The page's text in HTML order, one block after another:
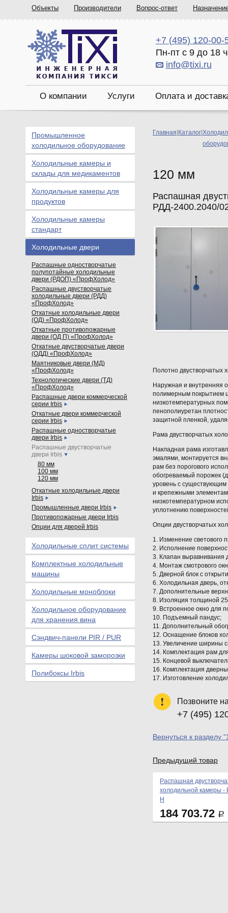
Объекты Производители Вопрос-ответ
+7 (495) 120-00-
Пн-пт с 9 до 18
info@tixi.ru
О компании Услуги Оплата и
Главная Каталог
120 мм
Распашная
РДД-2400.2040/
Полотно двустворчатых
Наружная и внутренняя
полимерным покрытием
низкотемпературных
пенополиуретан
защитной пленкой,
Рама двустворчатых
Накладная рама
эмалями, монтируется
рам без порогового
обогреваемый порожек
уровень с существующим
и крепежными
низкотемпературном
уплотнению
Опции двустворчатых
1. Изменение светового
2. Исполнение
3. Клапан выравнивания
4. Монтаж смотрового
5. Дверной блок с
6. Холодильная дверь,
7. Дополнительные
8. Изоляция толщиной
9. Встроенное окно для
10. Подъемный пандус;
11. Дополнительный
12. Оснащение блоков
13. Увеличение ширины
14. Комплектация рам
15. Концевой
16. Комплектация
17. Изготовление
Позвоните
+7 (495)
Вернуться к разделу
Предыдущий товар
Распашная
холодильной камеры
Н
184 703.72 Р
Промышленное
холодильное оборудование
Холодильные камеры и
склады для медикаментов
Холодильные камеры для
продуктов
Холодильные камеры
стандарт
Холодильные двери
Распашные одностворчатые
полупотайные холодильные
двери (РДОП) «ПрофХолод»
Распашные двустворчатые
холодильные двери (РДД)
«ПрофХолод»
Откатные холодильные двери
(ОД) «ПрофХолод»
Откатные противопожарные
двери (ОД П) «ПрофХолод»
Откатные двустворчатые двери
(ОДД) «ПрофХолод»
Маятниковые двери (МД)
«ПрофХолод»
Технологические двери (ТД)
«ПрофХолод»
Распашные двери коммерческой
серии Irbis
Откатные двери коммерческой
серии Irbis
Распашные одностворчатые
двери Irbis
Распашные двустворчатые
двери Irbis
80 мм
100 мм
120 мм
Откатные холодильные двери
Irbis
Промышленные двери Irbis
Противопожарные двери Irbis
Опции для дверей Irbis
Холодильные сплит системы
Комплектные холодильные
машины
Холодильные моноблоки
Холодильное оборудование
для хранения вина
Сэндвич-панели PIR / PUR
Камеры шоковой заморозки
Полибоксы Irbis